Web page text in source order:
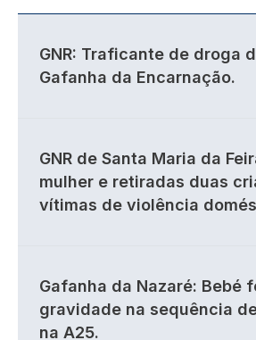
GNR: Traficante de droga
Gafanha da Encarnação.
GNR de Santa Maria da
mulher e retiradas duas
vítimas de violência
Gafanha da Nazaré: Bebé
gravidade na sequência
na A25.